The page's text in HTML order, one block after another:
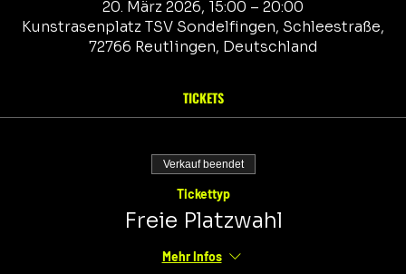
20. März 2026, 15:00 – 20:00
Kunstrasenplatz TSV Sondelfingen, Schleestraße,
72766 Reutlingen, Deutschland
TICKETS
Verkauf beendet
Tickettyp
Freie Platzwahl
Mehr Infos